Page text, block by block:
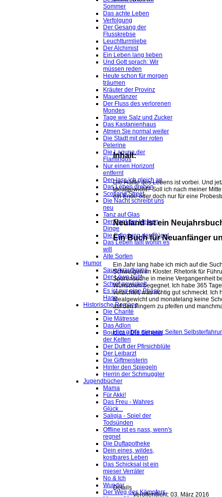
Sommer
Das achte Leben
Verfolgung
Der Gesang der
Flusskrebse
Leuchtturmliebe
Der Alchimist
Ein Leben lang lieben
Und Gott sprach: Wir
müssen reden
Heute schon für morgen
träumen
Kräuter der Provinz
Mauertänzer
Der Fluss des verlorenen
Mondes
Tage wie Salz und Zucker
Das Kastanienhaus
Atmen Sie normal weiter
Die Stadt mit der roten
Pelerine
Die Lagune der
Flamingos
Nur einen Horizont
entfernt
Den lass ich gleich an
Das Leben drehen
Scotland Street
Die Nacht schreibt uns
neu
Tanz auf Glas
Der Poet der kleinen
Dinge
Die Erfindung der Flügel
Das Leben fällt wohin es
will
Alte Sorten
Humor
Sauerkrautkoma
Der Löwe büllt
Schief gewickelt
Es ist nur eine Phase,
Hase
Historische Romane
Die Charité
Die Mätresse
Das Adlon
Boudica - Die Seherin
der Kelten
Der Duft der Pfirsichblüte
Der Leibarzt
Die Giftmeisterin
Hinter den Spiegeln
Herrin der Schmuggler
Jugendbücher
Mama
Für Akki!
Das Freu - Wahres
Glück...
Saligia - Spiel der
Todsünden
Offline ist es nass, wenn's
regnet
Die Duftapotheke
Dein eines, wildes,
kostbares Leben
Das Schicksal ist ein
mieser Verräter
No & Ich
Wunder
Der Weg des Kämpfers
Inhalt:
Die Hälfte des Lebens ist vorbei. Und
Idealgewicht? Soll ich nach meiner
ein Ende oder doch nur für eine
Neuland ist ein
Ein Buch für Neuanfänger
Ein Jahr lang habe ich mich auf die
Schweigen im Kloster. Rhetorik für
Spurensuche in meine Vergangenheit
Wünschen begegnet. Ich habe 365
verzichtet, was richtig gut schmeckt.
Idealgewicht und monatelang keine
auf den Fingern zu pfeifen und
Hier gibt's ein paar Seiten
Details
Veröffentlicht: 03. März 2016